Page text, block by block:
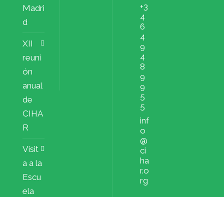
Madri
d
XII
reuni
ón
anual
de
CIHA
R
Visit
a a la
Escu
ela
+3
4
6
4
9
4
8
9
9
5
5
inf
o
@
ci
ha
r.o
rg